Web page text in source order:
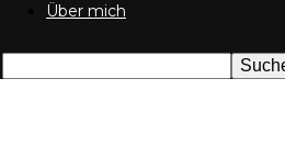
Weik
Über mich